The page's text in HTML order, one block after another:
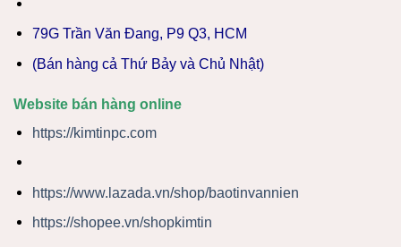
79G Trần Văn Đang, P9 Q3, HCM
(Bán hàng cả Thứ Bảy và Chủ Nhật)
Website bán hàng online
https://kimtinpc.com
https://www.lazada.vn/shop/baotinvannien
https://shopee.vn/shopkimtin